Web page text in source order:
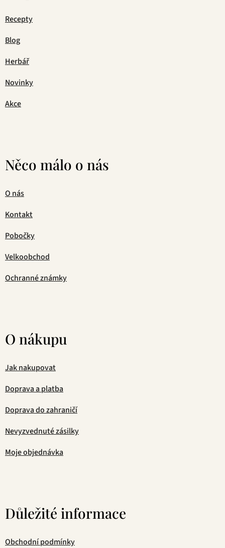
Recepty
Blog
Herbář
Novinky
Akce
Něco málo o nás
O nás
Kontakt
Pobočky
Velkoobchod
Ochranné známky
O nákupu
Jak nakupovat
Doprava a platba
Doprava do zahraničí
Nevyzvednuté zásilky
Moje objednávka
Důležité informace
Obchodní podmínky